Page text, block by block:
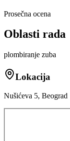
Prosečna ocena
Oblasti rada
plombiranje zuba
Lokacija
Nušićeva 5, Beograd